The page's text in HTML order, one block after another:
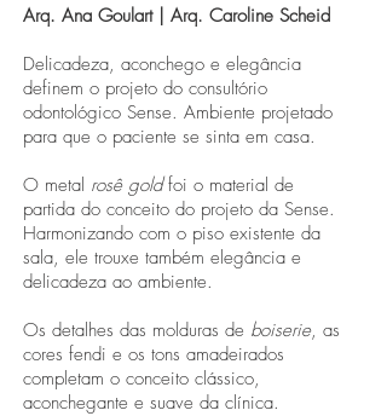
Arq. Ana Goulart | Arq. Caroline Scheid
Delicadeza, aconchego e elegância
definem o projeto do consultório
odontológico Sense. Ambiente projetado
para que o paciente se sinta em casa.
O metal rosê goldfoi o material de
partida do conceito do projeto da Sense.
Harmonizando com o piso existente da
sala, ele trouxe também elegância e
delicadeza ao ambiente.
Os detalhes das molduras de boiserie, as
cores fendi e os tons amadeirados
completam o conceito clássico,
aconchegante e suave da clínica.